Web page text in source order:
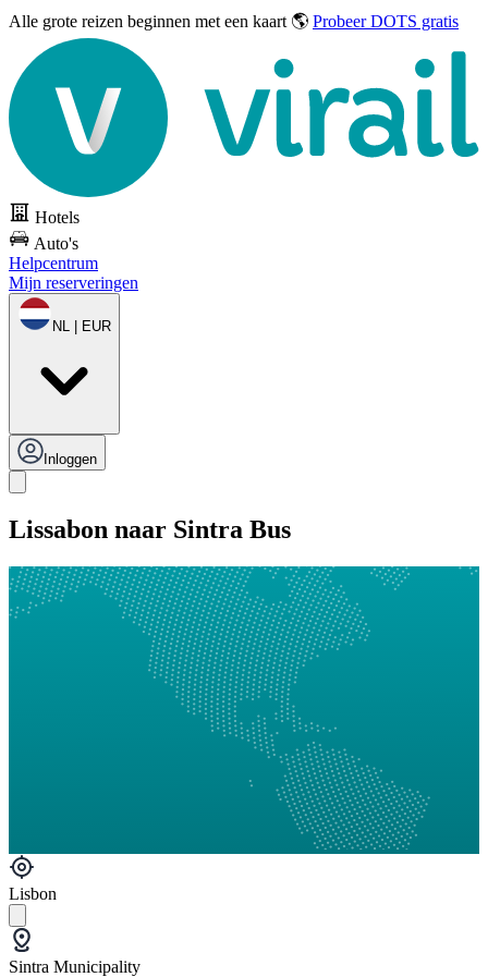
Alle grote reizen beginnen met een kaart 🌎 Probeer DOTS gratis
Hotels
Auto's
Helpcentrum
Mijn reserveringen
NL | EUR
Inloggen
Lissabon naar Sintra Bus
Lisbon
Sintra Municipality